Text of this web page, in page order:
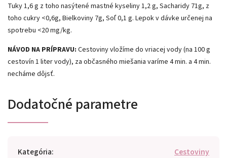
Tuky 1,6 g z toho nasýtené mastné kyseliny 1,2 g, Sacharidy 71g, z
toho cukry <0,6g, Bielkoviny 7g, Soľ 0,1 g. Lepok v dávke určenej na
spotrebu <20 mg/kg.
NÁVOD NA PRÍPRAVU: Cestoviny vložíme do vriacej vody (na 100 g
cestovín 1 liter vody), za občasného miešania varíme 4 min. a 4 min.
necháme dôjsť.
Dodatočné parametre
Kategória:
Cestoviny